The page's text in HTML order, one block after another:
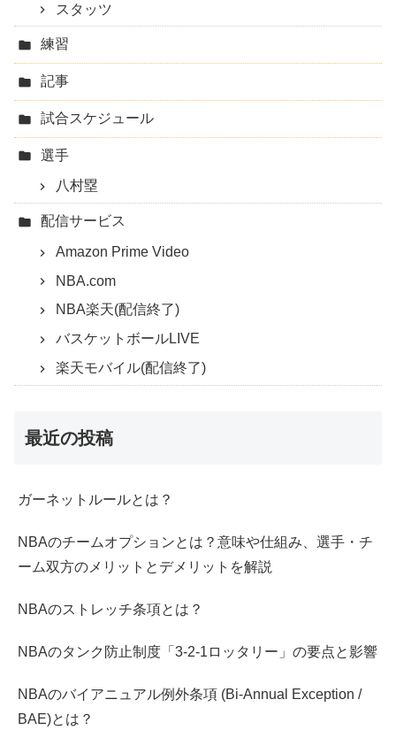
スタッツ
練習
記事
試合スケジュール
選手
八村塁
配信サービス
Amazon Prime Video
NBA.com
NBA楽天(配信終了)
バスケットボールLIVE
楽天モバイル(配信終了)
最近の投稿
ガーネットルールとは？
NBAのチームオプションとは？意味や仕組み、選手・チ
ーム双方のメリットとデメリットを解説
NBAのストレッチ条項とは？
NBAのタンク防止制度「3-2-1ロッタリー」の要点と影響
NBAのバイアニュアル例外条項 (Bi-Annual Exception /
BAE)とは？